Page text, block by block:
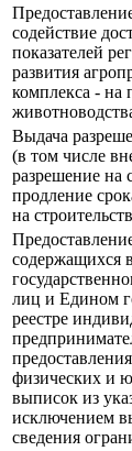
содействие
показателей
развития
комплекса - на
Выдача
(в том числе
разрешение на
продление
на
содержащихся
лиц и Едином
реестре
физических и
выписок из
исключением
сведения